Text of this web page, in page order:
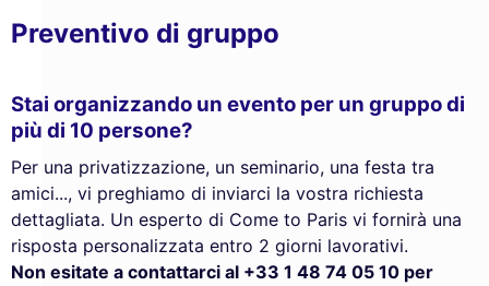
Preventivo di gruppo
Stai organizzando un evento per un gruppo di
più di 10 persone?
Per una privatizzazione, un seminario, una festa tra
amici..., vi preghiamo di inviarci la vostra richiesta
dettagliata. Un esperto di Come to Paris vi fornirà una
risposta personalizzata entro 2 giorni lavorativi.
Non esitate a contattarci al +33 1 48 74 05 10 per